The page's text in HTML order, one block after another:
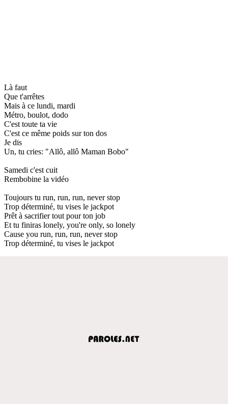
Là faut
Que t'arrêtes
Mais à ce lundi, mardi
Métro, boulot, dodo
C'est toute ta vie
C'est ce même poids sur ton dos
Je dis
Un, tu cries: "Allô, allô Maman Bobo"
Samedi c'est cuit
Rembobine la vidéo
Toujours tu run, run, run, never stop
Trop déterminé, tu vises le jackpot
Prêt à sacrifier tout pour ton job
Et tu finiras lonely, you're only, so lonely
Cause you run, run, run, never stop
Trop déterminé, tu vises le jackpot